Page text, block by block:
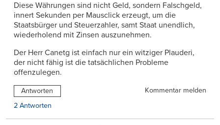
Diese Währungen sind nicht Geld, sondern Falschgeld,
innert Sekunden per Mausclick erzeugt, um die
Staatsbürger und Steuerzahler, samt Staat unendlich,
wiederholend mit Zinsen auszunehmen.
Der Herr Canetg ist einfach nur ein witziger Plauderi,
der nicht fähig ist die tatsächlichen Probleme
offenzulegen.
Antworten
Kommentar melden
2 Antworten